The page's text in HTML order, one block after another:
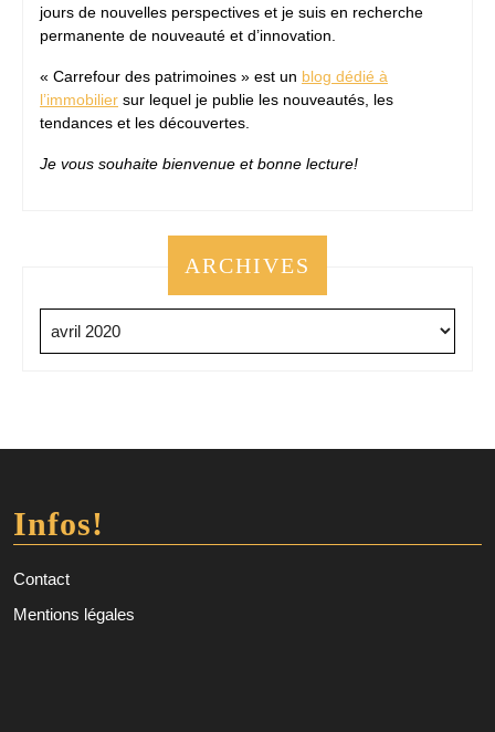
jours de nouvelles perspectives et je suis en recherche
permanente de nouveauté et d’innovation.
« Carrefour des patrimoines » est un blog dédié à
l’immobilier sur lequel je publie les nouveautés, les
tendances et les découvertes.
Je vous souhaite bienvenue et bonne lecture!
ARCHIVES
Infos!
Contact
Mentions légales